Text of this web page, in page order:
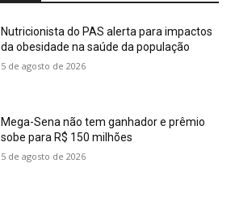
Nutricionista do PAS alerta para impactos
da obesidade na saúde da população
5 de agosto de 2026
Mega-Sena não tem ganhador e prêmio
sobe para R$ 150 milhões
5 de agosto de 2026